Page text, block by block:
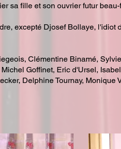
sa fille et son ouvrier futur
excepté Djosef Bollaye, l'idiot
Clémentine Binamé,
Goffinet, Eric d'Ursel,
Delphine Tournay, Monique